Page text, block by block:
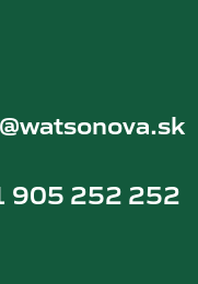
905 252 252